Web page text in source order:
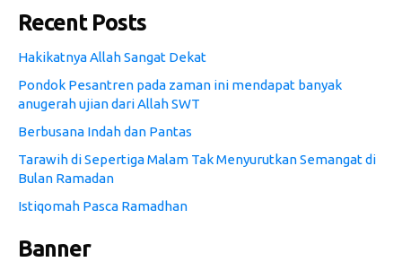
Recent Posts
Hakikatnya Allah Sangat Dekat
Pondok Pesantren pada zaman ini mendapat banyak
anugerah ujian dari Allah SWT
Berbusana Indah dan Pantas
Tarawih di Sepertiga Malam Tak Menyurutkan Semangat di
Bulan Ramadan
Istiqomah Pasca Ramadhan
Banner